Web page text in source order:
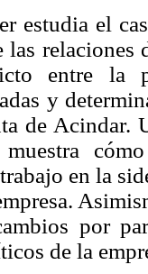
estudia el
las relaciones
entre la
y
de Acindar.
en la
por
de la